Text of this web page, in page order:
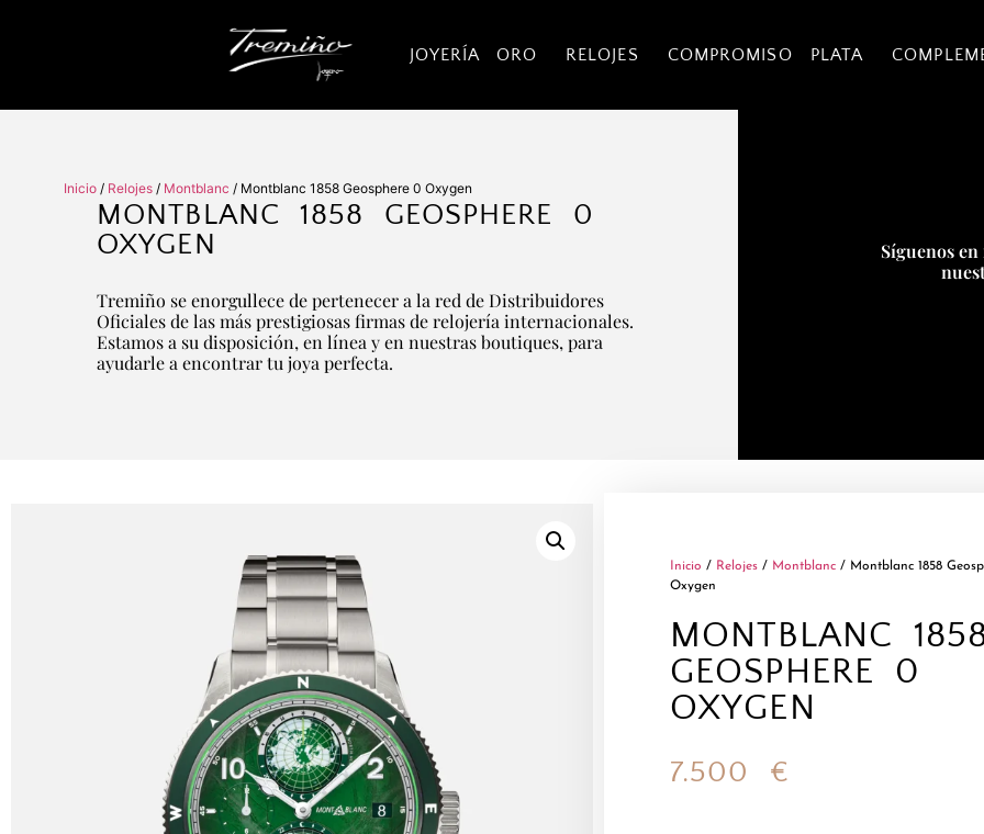
JOYERÍA ORO RELOJES COMPROMISO PLATA
Inicio / Relojes / Montblanc / Montblanc 1858 Geosphere 0 Oxygen
MONTBLANC 1858 GEOSPHERE 0
OXYGEN
Tremiño se enorgullece de pertenecer a la red de Distribuidores
Oficiales de las más prestigiosas firmas de relojería internacionales.
Estamos a su disposición, en línea y en nuestras boutiques, para
ayudarle a encontrar tu joya perfecta.
Síguenos
Inicio / Relojes / Montblanc / Montblanc 1858
Oxygen
MONTBLANC
GEOSPHERE 0
OXYGEN
7.500 €